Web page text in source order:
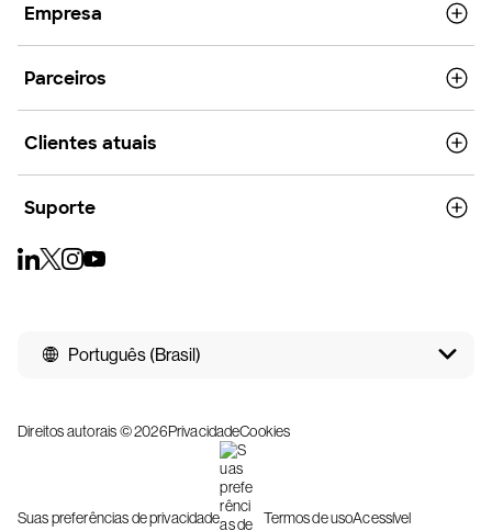
Empresa
Parceiros
Clientes atuais
Suporte
Português (Brasil)
Direitos autorais © 2026PrivacidadeCookies
Suas preferências de privacidade Termos de usoAcessível